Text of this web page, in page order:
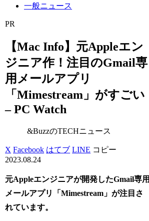
一般ニュース
PR
【Mac Info】元Appleエン
ジニア作！注目のGmail専
用メールアプリ
「Mimestream」がすごい
– PC Watch
&BuzzのTECHニュース
X Facebook はてブ LINE コピー
2023.08.24
元Appleエンジニアが開発したGmail専用
メールアプリ「Mimestream」が注目さ
れています。